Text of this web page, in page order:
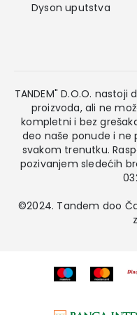
Dyson uputstva
TANDEM" D.O.O.
proizvoda, ali ne
kompletni i bez
deo naše ponude i ne
svakom trenutku.
pozivanjem sledećih
©2024. Tandem doo